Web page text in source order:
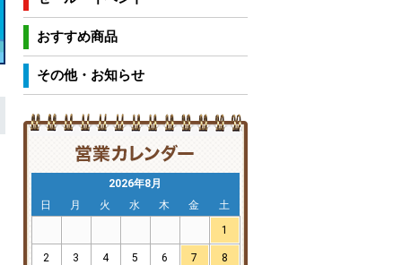
おすすめ商品
その他・お知らせ
2026年8月
日
月 火 水 木 金
土
1
2 3 4 5 6 7 8